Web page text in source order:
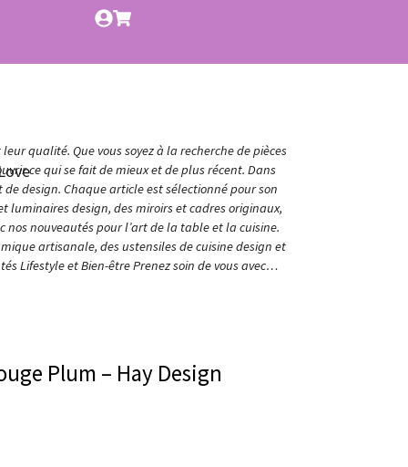
qualité. Que vous soyez à la recherche de pièces
ce qui se fait de mieux et de plus récent. Dans
design. Chaque article est sélectionné pour son
luminaires design, des miroirs et cadres originaux,
nos nouveautés pour l’art de la table et la cuisine.
artisanale, des ustensiles de cuisine design et
Lifestyle et Bien-être Prenez soin de vous avec…
Plum – Hay Design